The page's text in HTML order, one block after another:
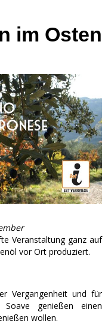
im Osten
Veranstaltung ganz auf
vor Ort produziert.
Vergangenheit und für
genießen einen
wollen.